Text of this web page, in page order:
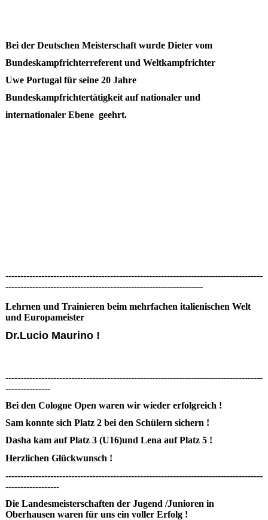
Bei der Deutschen Meisterschaft wurde Dieter vom
Bundeskampfrichterreferent und Weltkampfrichter
Uwe Portugal für seine 20 Jahre
Bundeskampfrichtertätigkeit auf nationaler und
internationaler Ebene geehrt.
--------------------------------------------------------------------------------------
------------------------------------------------------------------
Lehrnen und Trainieren beim mehrfachen italienischen Welt
und Europameister
Dr.Lucio Maurino !
--------------------------------------------------------------------------------------
---------------
Bei den Cologne Open waren wir wieder erfolgreich !
Sam konnte sich Platz 2 bei den Schülern sichern !
Dasha kam auf Platz 3 (U16)und Lena auf Platz 5 !
Herzlichen Glückwunsch !
--------------------------------------------------------------------------------------
------------------
Die Landesmeisterschaften der Jugend /Junioren in
Oberhausen waren für uns ein voller Erfolg !